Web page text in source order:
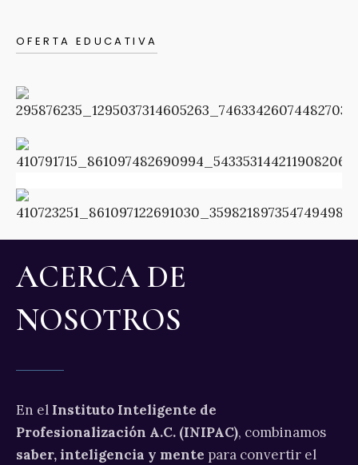
OFERTA EDUCATIVA
ACERCA DE
NOSOTROS
En el Instituto Inteligente de
Profesionalización A.C. (INIPAC), combinamos
saber, inteligencia y mente para convertir el